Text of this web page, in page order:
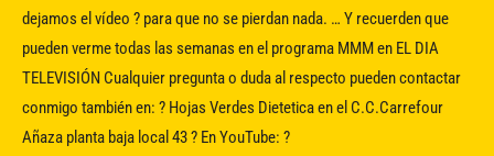
dejamos el vídeo ? para que no se pierdan nada. … Y recuerden que
pueden verme todas las semanas en el programa MMM en EL DIA
TELEVISIÓN Cualquier pregunta o duda al respecto pueden contactar
conmigo también en: ? Hojas Verdes Dietetica en el C.C.Carrefour
Añaza planta baja local 43 ? En YouTube: ?